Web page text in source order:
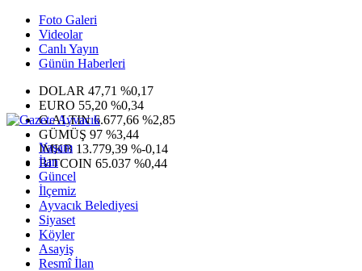
Foto Galeri
Videolar
Canlı Yayın
Günün Haberleri
DOLAR 47,71 %0,17
EURO 55,20 %0,34
G.ALTIN6.677,66 %2,85
GÜMÜŞ 97 %3,44
IMKB 13.779,39 %-0,14
BITCOIN 65.037 %0,44
Yaşam
İlan
Güncel
İlçemiz
Ayvacık Belediyesi
Siyaset
Köyler
Asayiş
Resmî İlan